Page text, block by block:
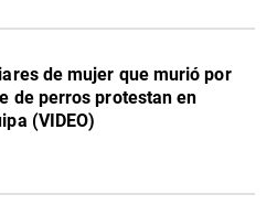
de mujer que murió por
de perros protestan en
(VIDEO)